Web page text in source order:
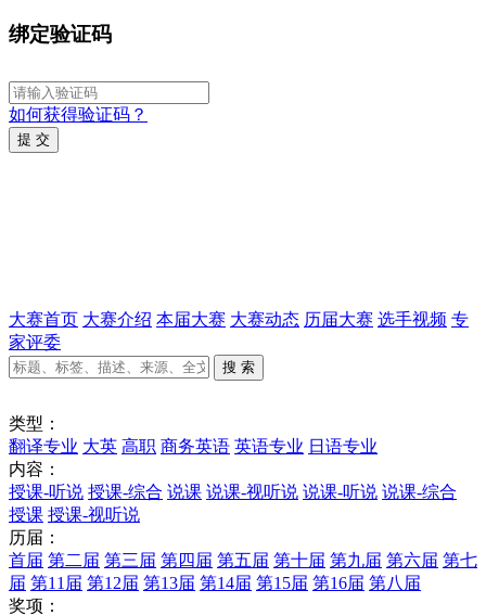
绑定验证码
如何获得验证码？
提 交
大赛首页 大赛介绍 本届大赛 大赛动态 历届大赛 选手视频 专
家评委
搜 索
类型：
翻译专业 大英 高职 商务英语 英语专业 日语专业
内容：
授课-听说 授课-综合 说课 说课-视听说 说课-听说 说课-综合
授课 授课-视听说
历届：
首届 第二届 第三届 第四届 第五届 第十届 第九届 第六届 第七
届 第11届 第12届 第13届 第14届 第15届 第16届 第八届
奖项：